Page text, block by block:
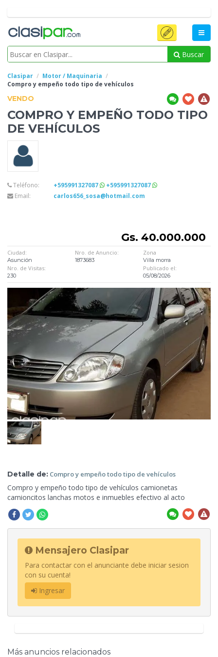
Buscar
Clasipar
Motor / Maquinaria
Compro y empeño todo tipo de vehículos
VENDO
COMPRO Y EMPEÑO TODO TIPO
DE VEHÍCULOS
Teléfono: +595991327087
+595991327087
Email:
carlos656_sosa@hotmail.com
Gs. 40.000.000
Ciudad:
Asunción
Nro. de Anuncio:
1873683
Zona
Villa morra
Nro. de Visitas:
230
Publicado el:
05/08/2026
Detalle de: Compro y empeño todo tipo de vehículos
Compro y empeño todo tipo de vehículos camionetas
camioncitos lanchas motos e inmuebles efectivo al acto
Mensajero Clasipar
Para contactar con el anunciante debe iniciar sesion
con su cuenta!
Ingresar
Más anuncios relacionados